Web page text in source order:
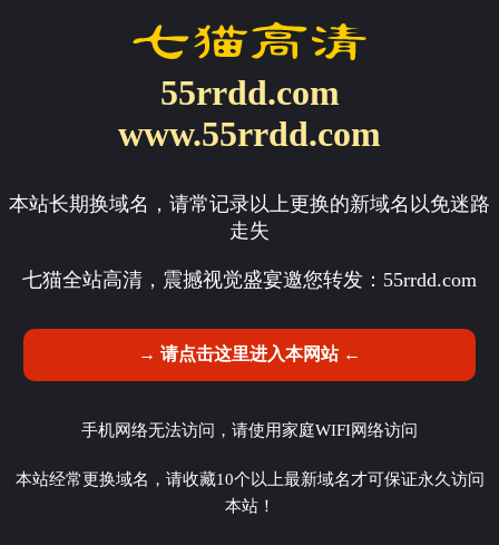
55rrdd.com
www.55rrdd.com
本站长期换域名，请常记录以上更换的新域名以免迷路
走失
七猫全站高清，震撼视觉盛宴邀您转发： 55rrdd.com
→ 请点击这里进入本网站 ←
手机网络无法访问，请使用家庭WIFI网络访问
本站经常更换域名，请收藏10个以上最新域名才可保证永久访问
本站！